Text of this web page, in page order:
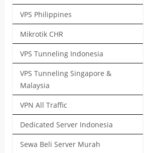
VPS Philippines
Mikrotik CHR
VPS Tunneling Indonesia
VPS Tunneling Singapore &
Malaysia
VPN All Traffic
Dedicated Server Indonesia
Sewa Beli Server Murah